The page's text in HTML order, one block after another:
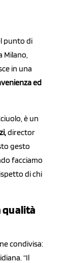
punto di
Milano,
in una
ed
è un
director
gesto
facciamo
di chi
qualità
condivisa:
“Il